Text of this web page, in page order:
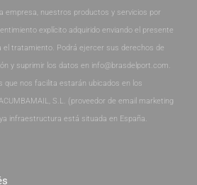
empresa, nuestros productos y servicios por
explícito adquirido enviando el presente
el tratamiento. Podrá ejercer sus derechos de
y suprimir los datos en info@brasdelport.com.
que nos facilita estarán ubicados en los
S.L. (proveedor de email marketing
infraestructura está situada en España.